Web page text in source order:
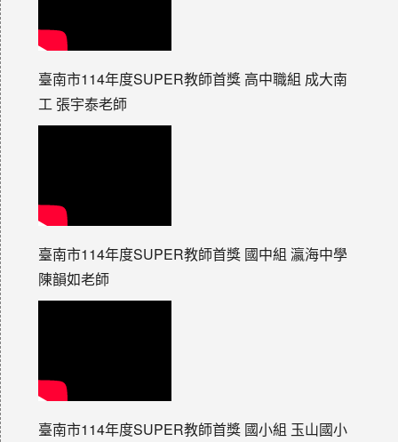
臺南市114年度SUPER教師首獎 高中職組 成大南
工 張宇泰老師
臺南市114年度SUPER教師首獎 國中組 瀛海中學
陳韻如老師
臺南市114年度SUPER教師首獎 國小組 玉山國小